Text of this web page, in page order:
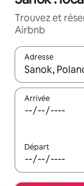
Trouvez et
Airbnb
Adresse
Lorsque les
Arrivée
Départ